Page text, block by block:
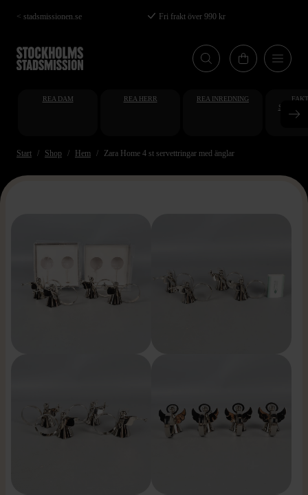
Hoppa
till
huvudinnehåll
< stadsmissionen.se Fri frakt över 990 kr
REA DAM REA HERR REA INREDNING
Start Shop Hem Zara Home 4 st servettringar med änglar